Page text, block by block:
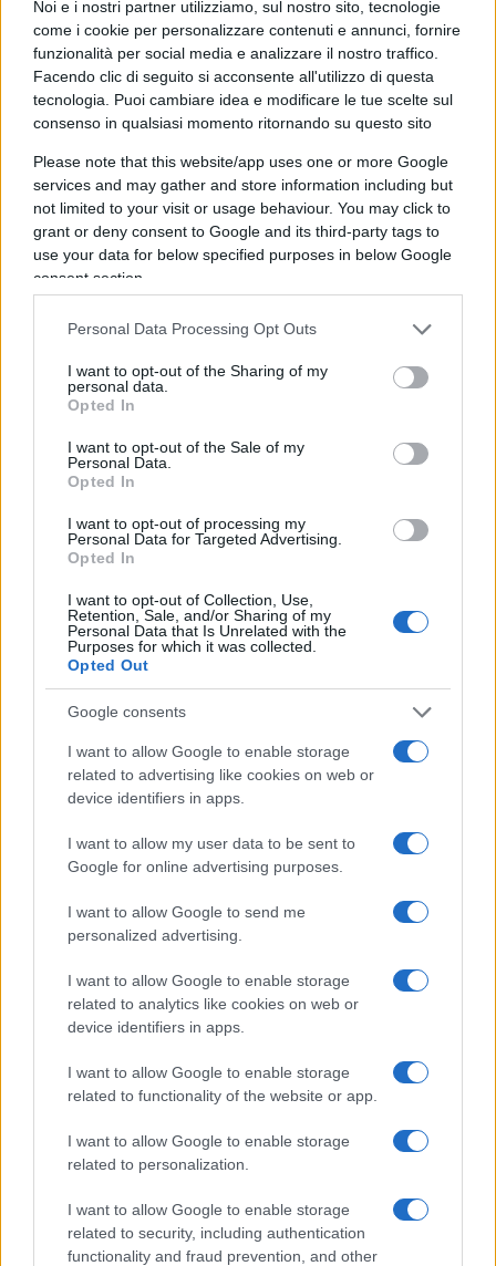
Noi e i nostri partner utilizziamo, sul nostro sito, tecnologie
come i cookie per personalizzare contenuti e annunci, fornire
funzionalità per social media e analizzare il nostro traffico.
Facendo clic di seguito si acconsente all'utilizzo di questa
tecnologia. Puoi cambiare idea e modificare le tue scelte sul
consenso in qualsiasi momento ritornando su questo sito
Please note that this website/app uses one or more Google
services and may gather and store information including but
not limited to your visit or usage behaviour. You may click to
grant or deny consent to Google and its third-party tags to
use your data for below specified purposes in below Google
consent section.
Personal Data Processing Opt Outs
I want to opt-out of the Sharing of my
personal data.
Opted In
I want to opt-out of the Sale of my
Personal Data.
Opted In
I want to opt-out of processing my
Personal Data for Targeted Advertising.
Opted In
I want to opt-out of Collection, Use,
Retention, Sale, and/or Sharing of my
Personal Data that Is Unrelated with the
Purposes for which it was collected.
Opted Out
Google consents
I want to allow Google to enable storage
related to advertising like cookies on web or
device identifiers in apps.
I want to allow my user data to be sent to
Google for online advertising purposes.
I want to allow Google to send me
personalized advertising.
I want to allow Google to enable storage
related to analytics like cookies on web or
device identifiers in apps.
I want to allow Google to enable storage
related to functionality of the website or app.
I want to allow Google to enable storage
related to personalization.
I want to allow Google to enable storage
related to security, including authentication
functionality and fraud prevention, and other
sempre.
D’altro canto, se esiste ancora nel M5S un riflesso
di quel nuovismo anti-sistema, il quale ha
raggiunto la sua grottesca apoteosi annunciando
l’abolizione della povertà da un balcone, che lo ha
portato nel 2018 ad ottenere il voto di un italiano
su tre, essonon è assolutamente compatibile
con il partito più governativo
magmatico sistema politico.
Una sorta di accordo tra il diavolo e l’acqua santa
tifosi, riesce a tenere ben distanti dal pretenzioso
campo largo tutte quelle forze di centro che
provengono da una cultura di sinistra:
Italia viva
eAzionedi Calendasu tutte.
In realtà, per come si stanno mettendo le cose,
l’operazione fortemente voluta da Letta sta
ricreando, probabilmente in modo inconsapevole,
i presupposti per una sorta di
revival del famoso
, i cui comunisti e
socialisti dettero vita ad una fallimentare alleanza
nelle elezioni politiche del 1948.
grillini in una coalizione che comprende molte
di Speranza, il baricentro della coalizione, che
una volta poteva ancora definirsi di centrosinistra,
sarà pericolosamente inclinata verso un confuso
massimalismo che ha sempre spaventato
l’elettore medio di questo Paese. Così avvenne nel
1948 e così probabilmente accadrà nella
primavera del prossimo anno.
Claudio Romiti, 14 giugno 2022